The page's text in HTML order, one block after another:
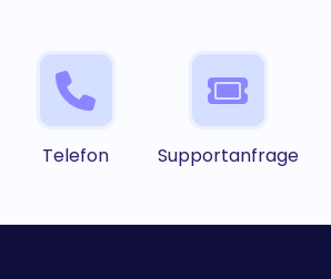
Telefon Supportanfrage